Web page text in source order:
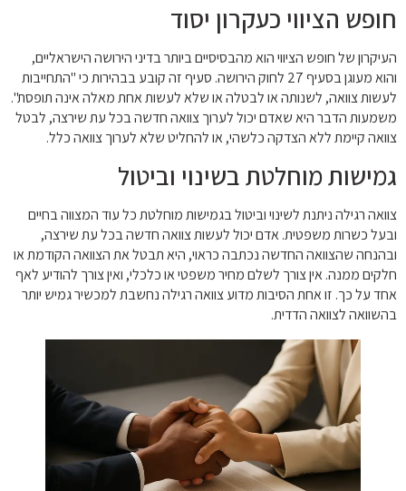
חופש הציווי כעקרון יסוד
העיקרון של חופש הציווי הוא מהבסיסיים ביותר בדיני הירושה הישראליים,
והוא מעוגן בסעיף 27 לחוק הירושה. סעיף זה קובע בבהירות כי "התחייבות
לעשות צוואה, לשנותה או לבטלה או שלא לעשות אחת מאלה אינה תופסת".
משמעות הדבר היא שאדם יכול לערוך צוואה חדשה בכל עת שירצה, לבטל
צוואה קיימת ללא הצדקה כלשהי, או להחליט שלא לערוך צוואה כלל.
גמישות מוחלטת בשינוי וביטול
צוואה רגילה ניתנת לשינוי וביטול בגמישות מוחלטת כל עוד המצווה בחיים
ובעל כשרות משפטית. אדם יכול לעשות צוואה חדשה בכל עת שירצה,
ובהנחה שהצוואה החדשה נכתבה כראוי, היא תבטל את הצוואה הקודמת או
חלקים ממנה. אין צורך לשלם מחיר משפטי או כלכלי, ואין צורך להודיע לאף
אחד על כך. זו אחת הסיבות מדוע צוואה רגילה נחשבת למכשיר גמיש יותר
בהשוואה לצוואה הדדית.